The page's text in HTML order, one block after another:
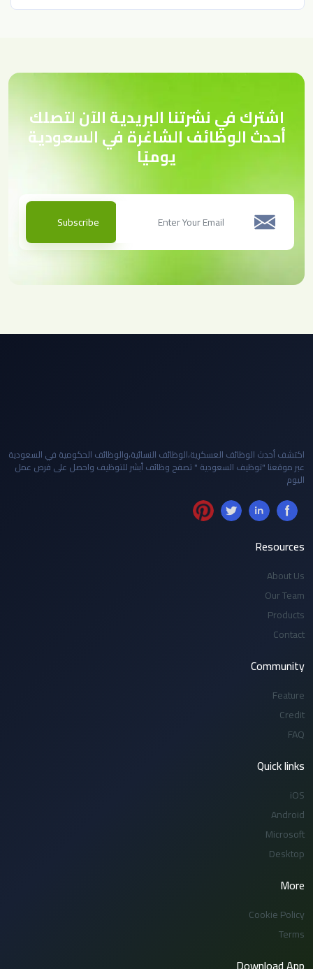
اشترك في نشرتنا البريدية الآن لتصلك
أحدث الوظائف الشاغرة في السعودية
يوميًا
Subscribe
اكتشف أحدث الوظائف العسكرية،الوظائف النسائية،والوظائف الحكومية في السعودية
عبر موقعنا "توظيف السعودية " تصفح وظائف أبشر للتوظيف واحصل على فرص عمل
اليوم
Resources
About Us
Our Team
Products
Contact
Community
Feature
Credit
FAQ
Quick links
iOS
Android
Microsoft
Desktop
More
Cookie Policy
Terms